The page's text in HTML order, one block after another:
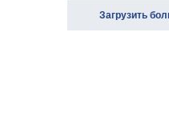
Загрузить